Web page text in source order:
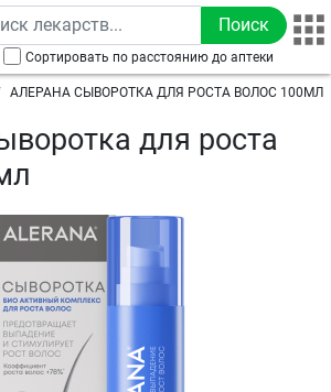
содержанию
Сортировать по расстоянию до аптеки
АЛЕРАНА СЫВОРОТКА ДЛЯ РОСТА ВОЛОС 100МЛ
для роста